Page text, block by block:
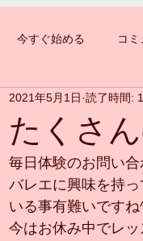
今すぐ始める コ
たくさ
2021年5月1日 読了時間:
毎日体験のお問い合
バレエに興味を持
いる事有難いですね
今はお休み中でレ